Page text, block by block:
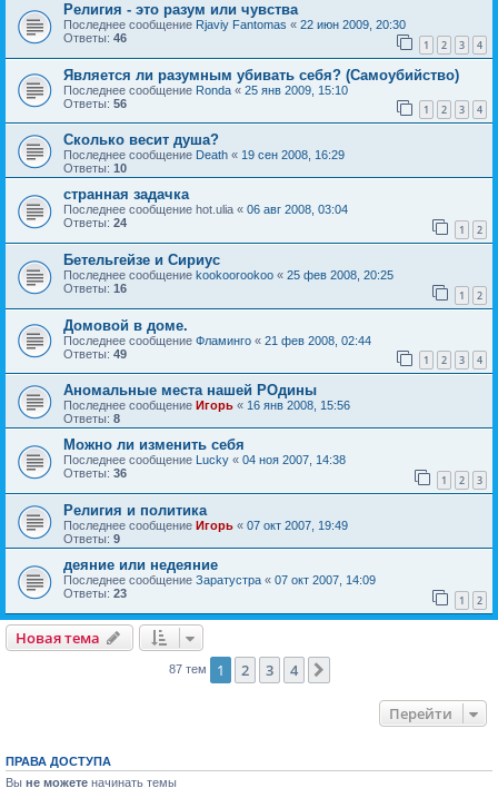
Религия - это разум или чувства
Последнее сообщение Rjaviy Fantomas « 22 июн 2009, 20:30
Ответы: 46 1 2 3 4
Является ли разумным убивать себя? (Самоубийство)
Последнее сообщение Ronda « 25 янв 2009, 15:10
Ответы: 56 1 2 3 4
Сколько весит душа?
Последнее сообщение Death « 19 сен 2008, 16:29
Ответы: 10
странная задачка
Последнее сообщение hot.ulia « 06 авг 2008, 03:04
Ответы: 24 1 2
Бетельгейзе и Сириус
Последнее сообщение kookoorookoo « 25 фев 2008, 20:25
Ответы: 16 1 2
Домовой в доме.
Последнее сообщение Фламинго « 21 фев 2008, 02:44
Ответы: 49 1 2 3 4
Аномальные места нашей РОдины
Последнее сообщение Игорь « 16 янв 2008, 15:56
Ответы: 8
Можно ли изменить себя
Последнее сообщение Lucky « 04 ноя 2007, 14:38
Ответы: 36 1 2 3
Религия и политика
Последнее сообщение Игорь « 07 окт 2007, 19:49
Ответы: 9
деяние или недеяние
Последнее сообщение Заратустра « 07 окт 2007, 14:09
Ответы: 23 1 2
Новая тема
87 тем 1 2 3 4
Перейти
ПРАВА ДОСТУПА
Вы не можете начинать темы